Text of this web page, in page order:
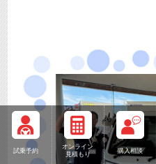
試乗予約
オンライン
見積もり
購入相談